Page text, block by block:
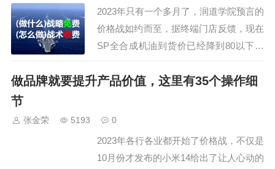
展。代工是行…
2023年只有一个多月了，润道学院预言的
价格战如约而至，据终端门店反馈，现在
SP全合成机油到货价已经降到80以下，
这不是厂家直供价，而是经销商给终端的
供货价，而一些厂家闪烁言辞中透露，
做品牌就要提升产品价值，这里有35个操作细
节
张金荣 5193 0
2023年各行各业都开始了价格战，不仅是
10月份才发布的小米14给出了让人心动的